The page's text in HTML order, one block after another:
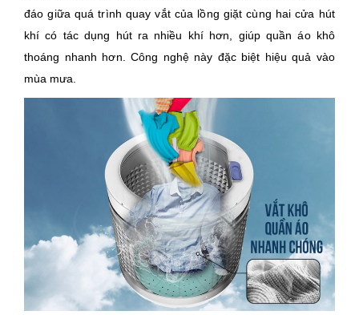
đáo giữa quá trình quay vắt của lồng giặt cùng hai cửa hút
khí có tác dụng hút ra nhiều khí hơn, giúp quần áo khô
thoáng nhanh hơn. Công nghệ này đặc biệt hiệu quả vào
mùa mưa.